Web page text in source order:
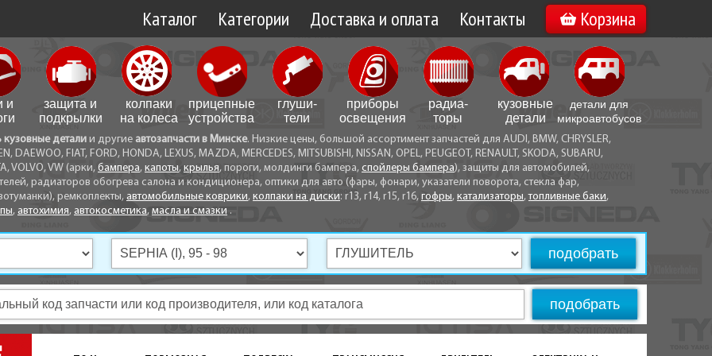
Каталог Категории Доставка и оплата
Доставка по Минску
Доставка по Беларуси
Самовывоз
Способы оплаты
Контакты
Вакансии
Корзина
и
защита и
подкрылки
колпаки
на колеса
прицепные
устройства
глуши­
тели
приборы
освещения
радиа­
торы
кузовные
детали
детали для
микро­автобусов
кузовные детали и другие автозапчасти в Минске. Низкие цены, большой ассортимент запчастей для AUDI, BMW, CHRYSLER,
DAEWOO, FIAT, FORD, HONDA, LEXUS, MAZDA, MERCEDES, MITSUBISHI, NISSAN, OPEL, PEUGEOT, RENAULT, SKODA, SUBARU,
VOLVO, VW (арки, бампера, капоты, крылья, пороги, молдинги бампера, спойлеры бампера), защиты для автомобилей,
радиаторов обогрева салона и кондиционера, оптики для авто (фары, фонари, указатели поворота, стекла фар,
ремкоплекты, автомобильные коврики, колпаки на диски: r13, r14, r15, r16, гофры, катализаторы,топливные баки,
, автохимия, автокосметика, масла и смазки .